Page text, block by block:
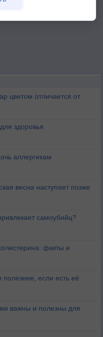
цветом отличается от
здоровья
аллергикам
весна наступает позже
самоубийц?
факты и
если есть её
важны и полезны для